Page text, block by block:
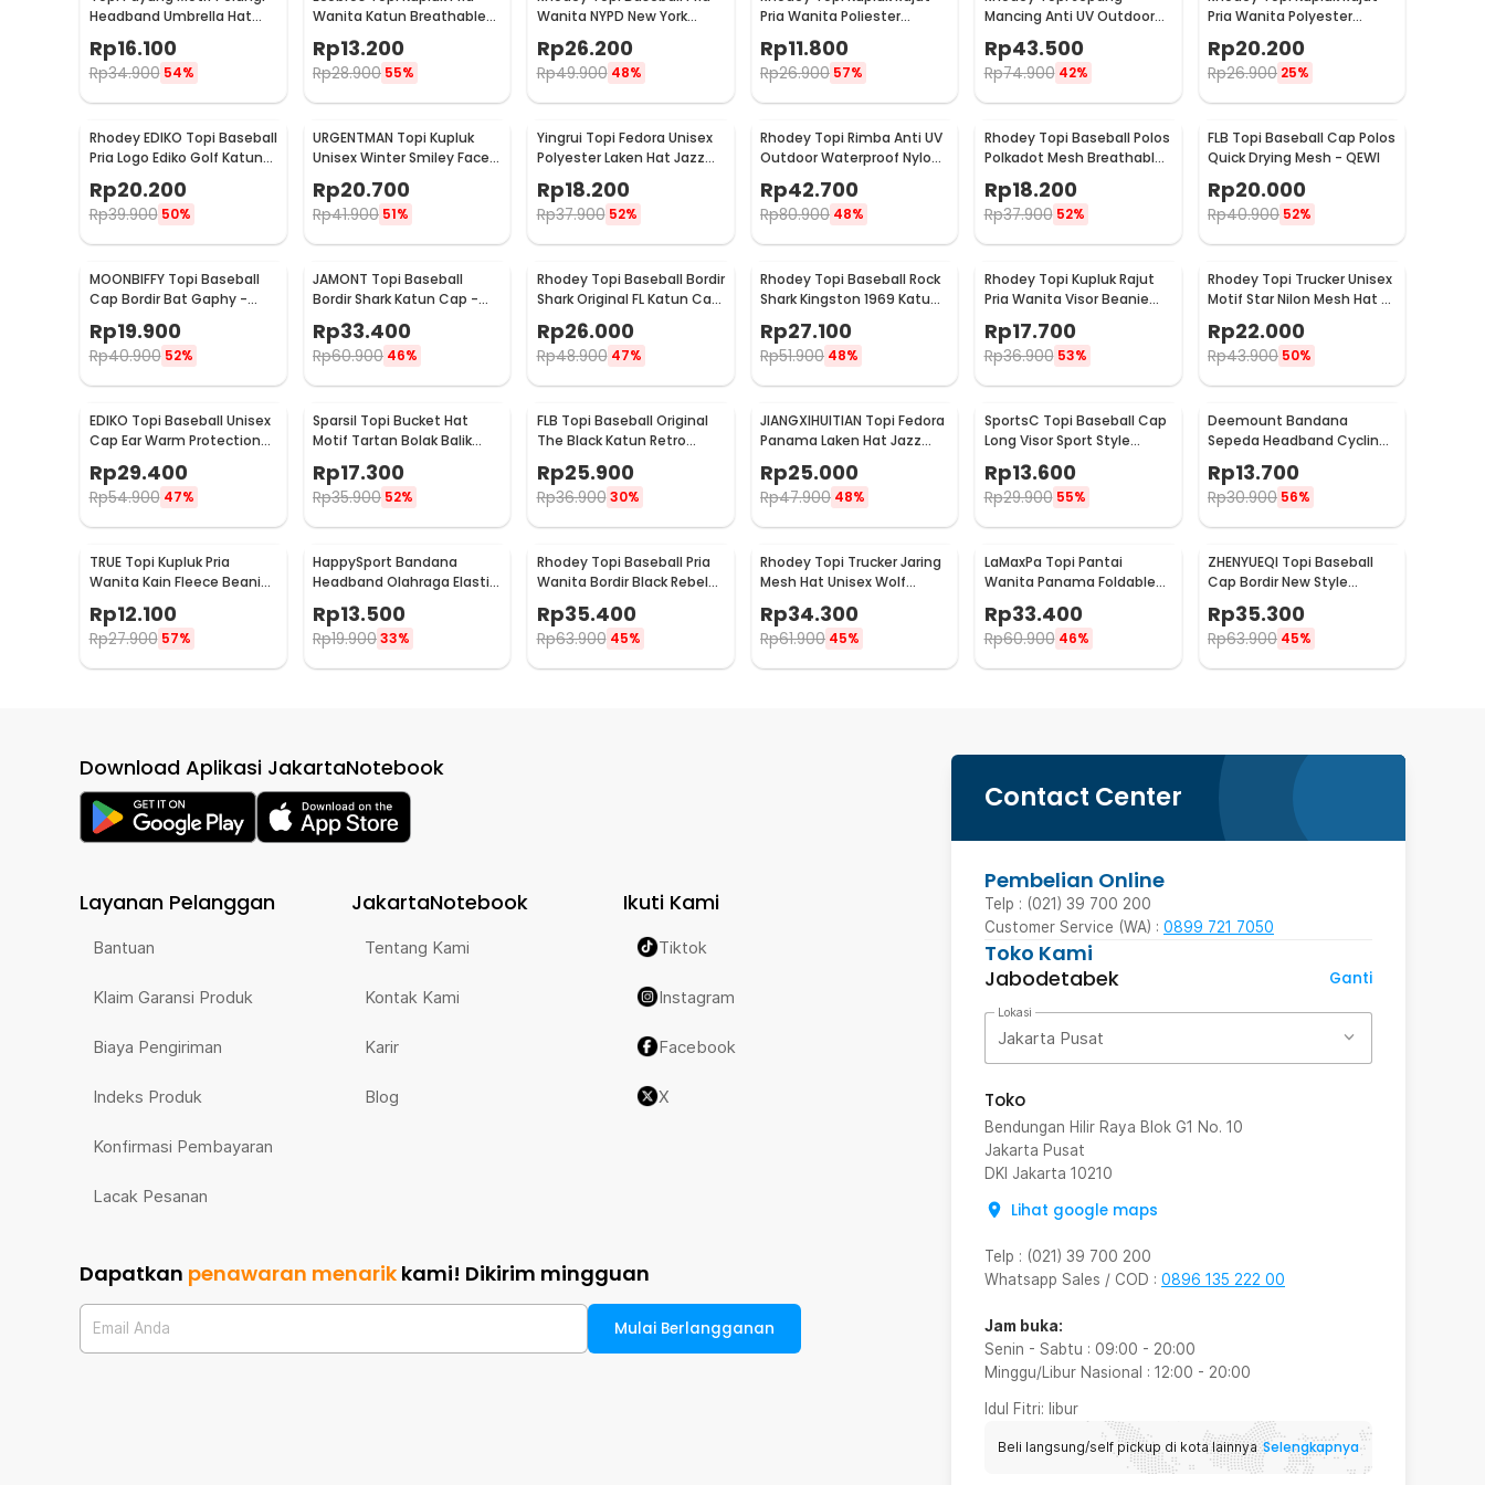
Headband Umbrella Hat
50cm - W655
Rp16.100
Rp34.900 54%
Wanita Katun Breathable
Winter Beanie Hat - EC001
Rp13.200
Rp28.900 55%
Wanita NYPD New York
Jeans Polyester Cap - S8R
Rp26.200
Rp49.900 48%
Pria Wanita Poliester
Winter Beanie Hat - R54
Rp11.800
Rp26.900 57%
Mancing Anti UV Outdoor
Fishing Hat Nylon - MH011
Rp43.500
Rp74.900 42%
Pria Wanita Polyester
Beanie Hat Winter - EC002
Rp20.200
Rp26.900 25%
Rhodey EDIKO Topi Baseball
Pria Logo Ediko Golf Katun
Cap Long Visor - RB68
Rp20.200
Rp39.900 50%
URGENTMAN Topi Kupluk
Unisex Winter Smiley Face
Rajut Wol Beanie Hat - NM-
DS01
Rp20.700
Rp41.900 51%
Yingrui Topi Fedora Unisex
Polyester Laken Hat Jazz
Classic Vintage - M-58
Rp18.200
Rp37.900 52%
Rhodey Topi Rimba Anti UV
Outdoor Waterproof Nylon
Boonie Hat - AFS5
Rp42.700
Rp80.900 48%
Rhodey Topi Baseball Polos
Polkadot Mesh Breathable
Katun Poliester - MZ237
Rp18.200
Rp37.900 52%
FLB Topi Baseball Cap Polos
Quick Drying Mesh - QEWI
Rp20.000
Rp40.900 52%
MOONBIFFY Topi Baseball
Cap Bordir Bat Gaphy -
MB18
Rp19.900
Rp40.900 52%
JAMONT Topi Baseball
Bordir Shark Katun Cap -
G139
Rp33.400
Rp60.900 46%
Rhodey Topi Baseball Bordir
Shark Original FL Katun Cap
Rp26.000
Rp48.900 47%
Rhodey Topi Baseball Rock
Shark Kingston 1969 Katun
Cap - F206
Rp27.100
Rp51.900 48%
Rhodey Topi Kupluk Rajut
Pria Wanita Visor Beanie
Hat Winter
Rp17.700
Rp36.900 53%
Rhodey Topi Trucker Unisex
Motif Star Nilon Mesh Hat -
SMT-ZHL23
Rp22.000
Rp43.900 50%
EDIKO Topi Baseball Unisex
Cap Ear Warm Protection
Penutup Telinga - K515
Rp29.400
Rp54.900 47%
Sparsil Topi Bucket Hat
Motif Tartan Bolak Balik
Katun Poliester - BH58
Rp17.300
Rp35.900 52%
FLB Topi Baseball Original
The Black Katun Retro
Washed Style Cap - F122
Rp25.900
Rp36.900 30%
JIANGXIHUITIAN Topi Fedora
Panama Laken Hat Jazz
Classic Vintage - FS-219
Rp25.000
Rp47.900 48%
SportsC Topi Baseball Cap
Long Visor Sport Style
Polyester Cap - MZ87
Rp13.600
Rp29.900 55%
Deemount Bandana
Sepeda Headband Cycling
Cap Quick Dry - 22019
Rp13.700
Rp30.900 56%
TRUE Topi Kupluk Pria
Wanita Kain Fleece Beanie
Hat Winter - EC003
Rp12.100
Rp27.900 57%
HappySport Bandana
Headband Olahraga Elastic
Sport Hairbands Yoga - A83
Rp13.500
Rp19.90033%
Rhodey Topi Baseball Pria
Wanita Bordir Black Rebel
Katun Cap - MZ004
Rp35.400
Rp63.900 45%
Rhodey Topi Trucker Jaring
Mesh Hat Unisex Wolf
Patch - DH-YK
Rp34.300
Rp61.900 45%
LaMaxPa Topi Pantai
Wanita Panama Foldable
Summer Beach Straw Hat
60cm - WJ9024
Rp33.400
Rp60.900 46%
ZHENYUEQI Topi Baseball
Cap Bordir New Style
Jomant - MZ085
Rp35.300
Rp63.900 45%
Contact Center
Pembelian Online
Telp : (021) 39 700 200
Customer Service (WA) : 0899 721 7050
Toko Kami
Jabodetabek
Ganti
Lokasi
Jakarta Pusat
Toko
Bendungan Hilir Raya Blok G1 No. 10
Jakarta Pusat
DKI Jakarta 10210
Lihat google maps
Telp : (021) 39 700 200
Whatsapp Sales / COD : 0896 135 222 00
Jam buka:
Senin - Sabtu : 09:00 - 20:00
Minggu/Libur Nasional : 12:00 - 20:00
Idul Fitri: libur
Beli langsung/self pickup di kota lainnya Selengkapnya
Download Aplikasi JakartaNotebook
Layanan Pelanggan
Bantuan
Klaim Garansi Produk
Biaya Pengiriman
Indeks Produk
Konfirmasi Pembayaran
Lacak Pesanan
JakartaNotebook
Tentang Kami
Kontak Kami
Karir
Blog
Ikuti Kami
Tiktok
Instagram
Facebook
X
Dapatkan penawaran menarik kami! Dikirim mingguan
Email Anda Mulai Berlangganan